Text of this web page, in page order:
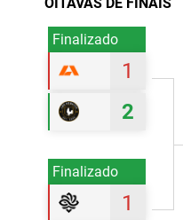
Finalizado
1
2
Finalizado
1